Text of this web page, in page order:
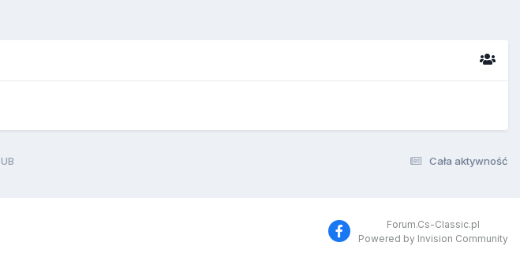
Cała aktywność
UB
Forum.Cs-Classic.pl
Powered by Invision Community